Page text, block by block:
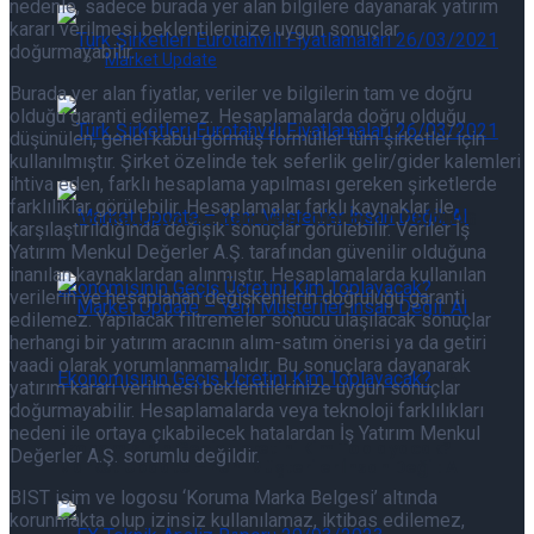
Eurotahvil Piyasasında Neler Oluyor 07/08/2026
Market Update – Yeni Müşteriler İnsan Değil: AI
Ekonomisinin Geçiş Ücretini Kim Toplayacak?
Market Update
Eurotahvil Piyasasında Neler Oluyor 07/08/2026
Market Update – Yeni Müşteriler İnsan Değil: AI
nedenle, sadece burada yer alan bilgilere dayanarak yatırım
kararı verilmesi beklentilerinize uygun sonuçlar
doğurmayabilir.
Burada yer alan fiyatlar, veriler ve bilgilerin tam ve doğru
olduğu garanti edilemez. Hesaplamalarda doğru olduğu
düşünülen, genel kabul görmüş formüller tüm şirketler için
kullanılmıştır. Şirket özelinde tek seferlik gelir/gider kalemleri
ihtiva eden, farklı hesaplama yapılması gereken şirketlerde
farklılıklar görülebilir. Hesaplamalar farklı kaynaklar ile
karşılaştırıldığında değişik sonuçlar görülebilir. Veriler İş
Yatırım Menkul Değerler A.Ş. tarafından güvenilir olduğuna
inanılan kaynaklardan alınmıştır. Hesaplamalarda kullanılan
verilerin ve hesaplanan değişkenlerin doğruluğu garanti
edilemez. Yapılacak filtremeler sonucu ulaşılacak sonuçlar
herhangi bir yatırım aracının alım-satım önerisi ya da getiri
vaadi olarak yorumlanmamalıdır. Bu sonuçlara dayanarak
yatırım kararı verilmesi beklentilerinize uygun sonuçlar
doğurmayabilir. Hesaplamalarda veya teknoloji farklılıkları
nedeni ile ortaya çıkabilecek hatalardan İş Yatırım Menkul
Değerler A.Ş. sorumlu değildir.
BIST isim ve logosu ‘Koruma Marka Belgesi’ altında
korunmakta olup izinsiz kullanılamaz, iktibas edilemez,